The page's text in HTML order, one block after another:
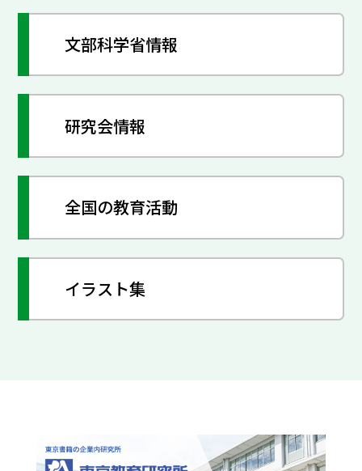
文部科学省情報
研究会情報
全国の教育活動
イラスト集